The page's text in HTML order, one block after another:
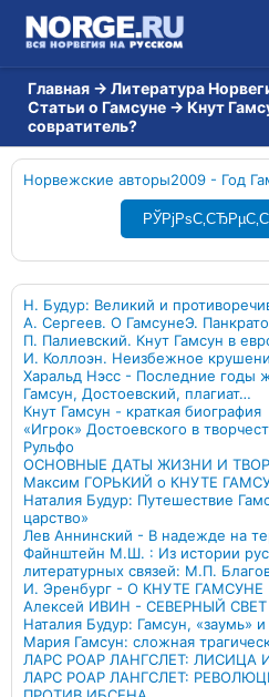
Главная → Литература
Статьи о Гамсуне → Кнут
совратитель?
Норвежские авторы2009 - Год
Н. Будур: Великий и
А. Сергеев. О ГамсунеЭ.
П. Палиевский. Кнут Гамсун в
И. Коллоэн. Неизбежное
Харальд Нэсс - Последние годы
Гамсун, Достоевский, плагиат…
Кнут Гамсун - краткая биография
«Игрок» Достоевского в
Рульфо
ОСНОВНЫЕ ДАТЫ ЖИЗНИ И
Максим ГОРЬКИЙ о КНУТЕ
Наталия Будур: Путешествие
царство»
Лев Аннинский - В надежде на
Файнштейн М.Ш. : Из истории
литературных связей: М.П.
И. Эренбург - О КНУТЕ ГАМСУНЕ
Алексей ИВИН - СЕВЕРНЫЙ СВЕТ
Наталия Будур: Гамсун, «заумь»
Мария Гамсун: сложная
ЛАРС РОАР ЛАНГСЛЕТ: ЛИСИЦА
ЛАРС РОАР ЛАНГСЛЕТ: